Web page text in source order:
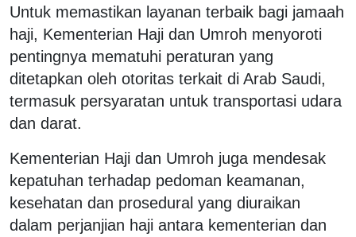
Untuk memastikan layanan terbaik bagi jamaah
haji, Kementerian Haji dan Umroh menyoroti
pentingnya mematuhi peraturan yang
ditetapkan oleh otoritas terkait di Arab Saudi,
termasuk persyaratan untuk transportasi udara
dan darat.
Kementerian Haji dan Umroh juga mendesak
kepatuhan terhadap pedoman keamanan,
kesehatan dan prosedural yang diuraikan
dalam perjanjian haji antara kementerian dan